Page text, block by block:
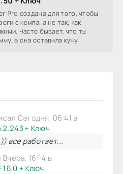
Pro создана для того, чтобы
с компа, а не так, как
Часто бывает, что ты
а она оставила кучу
Сегодня, 06:41 в
+ Ключ
все работает...
16:14 в
16.0 + Ключ